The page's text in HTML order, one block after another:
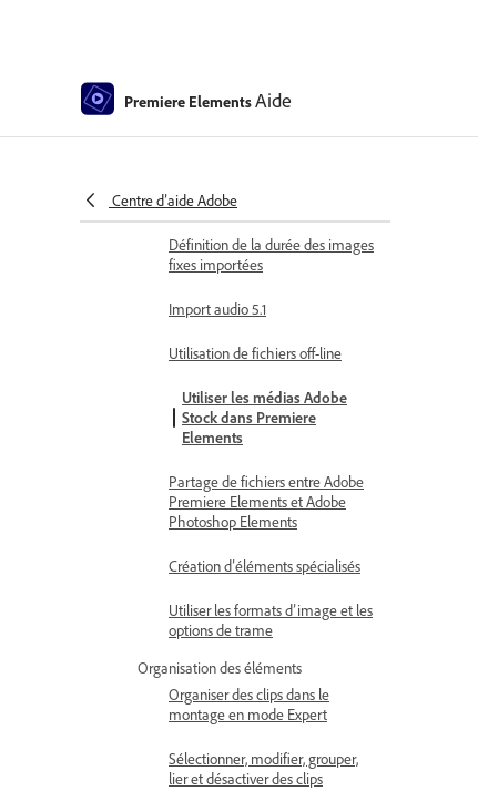
Premiere ElementsAide
Centre d’aide Adobe
Conseils pour ajouter des fichiers
Définition de la durée des images
fixes importées
Import audio 5.1
Utilisation de fichiers off-line
Utiliser les médias Adobe
Stock dans Premiere
Elements
Partage de fichiers entre Adobe
Premiere Elements et Adobe
Photoshop Elements
Création d’éléments spécialisés
Utiliser les formats d’image et les
options de trame
Organisation des éléments
Organiser des clips dans le
montage en mode Expert
Sélectionner, modifier, grouper,
lier et désactiver des clips